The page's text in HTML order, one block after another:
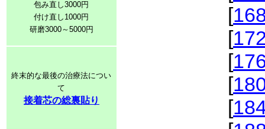
包み直し3000円
付け直し1000円
研磨3000～5000円
終末的な最後の治療法につい
て
接着芯の総裏貼り
[
[
[
[
[